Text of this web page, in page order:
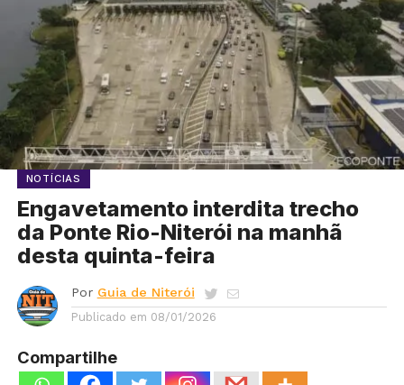
NOTÍCIAS
Engavetamento interdita trecho
da Ponte Rio-Niterói na manhã
desta quinta-feira
Por Guia de Niterói
Publicado em 08/01/2026
Compartilhe